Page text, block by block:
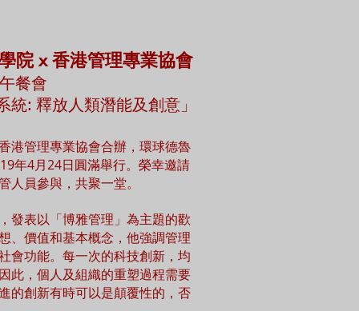
港管理專業協會合辦，環球德魯
年4月24日圓滿舉行。榮幸邀請
人員參與，共聚一堂。
發表以「博雅管理」為主題的歡
、價值和基本概念，他強調管理
會功能。每一次的科技創新，均
此，個人及組織的重塑過程需要
的創新有時可以是顛覆性的，否
院x香港管理專業協會
餐會
: 釋放人類潛能及創意」